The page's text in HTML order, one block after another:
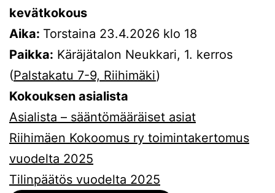
kevätkokous
Aika: Torstaina 23.4.2026 klo 18
Paikka: Käräjätalon Neukkari, 1. kerros
(Palstakatu 7-9, Riihimäki)
Kokouksen asialista
Asialista – sääntömääräiset asiat
Riihimäen Kokoomus ry toimintakertomus
vuodelta 2025
Tilinpäätös vuodelta 2025